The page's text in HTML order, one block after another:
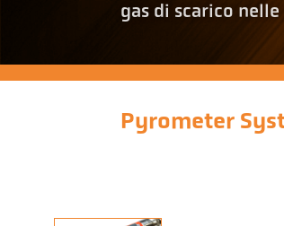
gas di scarico
Pyrometer